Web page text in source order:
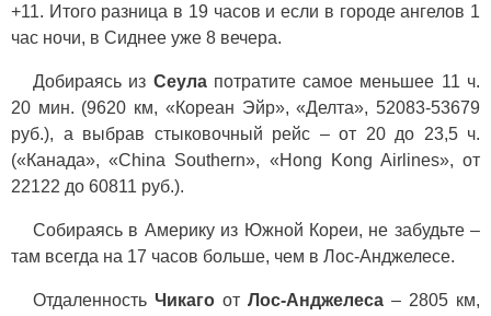
+11. Итого разница в 19 часов и если в городе ангелов 1
час ночи, в Сиднее уже 8 вечера.
Добираясь из Сеулапотратите самое меньшее 11 ч.
20 мин. (9620 км, «Кореан Эйр», «Делта», 52083-53679
руб.), а выбрав стыковочный рейс – от 20 до 23,5 ч.
(«Канада», «China Southern», «Hong Kong Airlines», от
22122 до 60811 руб.).
Собираясь в Америку из Южной Кореи, не забудьте –
там всегда на 17 часов больше, чем в Лос-Анджелесе.
Отдаленность Чикаго от Лос-Анджелеса – 2805 км,